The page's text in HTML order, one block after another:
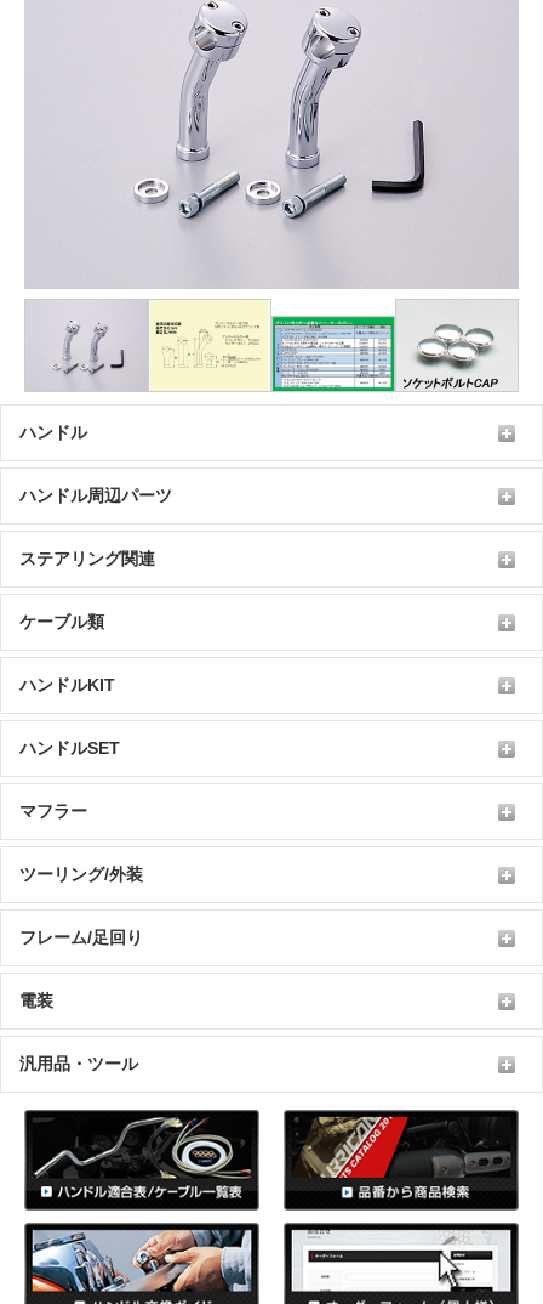
ハンドル
ハンドル周辺パーツ
ステアリング関連
ケーブル類
ハンドルKIT
ハンドルSET
マフラー
ツーリング/外装
フレーム/足回り
電装
汎用品・ツール